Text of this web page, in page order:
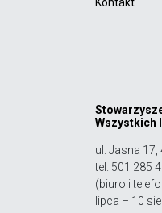
Kontakt
Wszystkich
ul. Jasna
tel. 501 285
(biuro i
lipca – 10